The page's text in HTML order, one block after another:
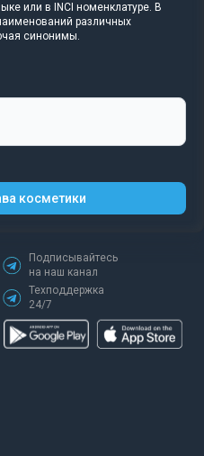
или в INCI номенклатуре. В
различных
синонимы.
косметики
Подписывайтесь
на наш канал
Техподдержка
24/7